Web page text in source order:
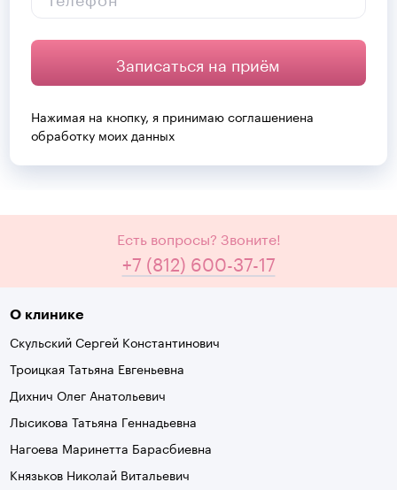
Записаться на приём
Нажимая на кнопку, я принимаюсоглашениена
обработку моих данных
Есть вопросы? Звоните!
+7 (812) 600-37-17
О клинике
Скульский Сергей Константинович
Троицкая Татьяна Евгеньевна
Дихнич Олег Анатольевич
Лысикова Татьяна Геннадьевна
Нагоева Маринетта Барасбиевна
Князьков Николай Витальевич